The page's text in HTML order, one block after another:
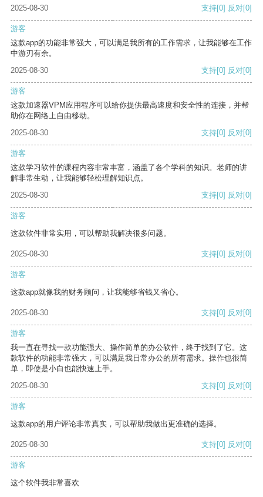
2025-08-30
支持[0] 反对[0]
游客
这款app的功能非常强大，可以满足我所有的工作需求，让我能够在工作
中游刃有余。
2025-08-30
支持[0] 反对[0]
游客
这款加速器VPM应用程序可以给你提供最高速度和安全性的连接，并帮
助你在网络上自由移动。
2025-08-30
支持[0] 反对[0]
游客
这款学习软件的课程内容非常丰富，涵盖了各个学科的知识。老师的讲
解非常生动，让我能够轻松理解知识点。
2025-08-30
支持[0] 反对[0]
游客
这款软件非常实用，可以帮助我解决很多问题。
2025-08-30 支持[0] 反对[0]
游客
这款app就像我的财务顾问，让我能够省钱又省心。
2025-08-30 支持[0] 反对[0]
游客
我一直在寻找一款功能强大、操作简单的办公软件，终于找到了它。这
款软件的功能非常强大，可以满足我日常办公的所有需求。操作也很简
单，即使是小白也能快速上手。
2025-08-30
支持[0] 反对[0]
游客
这款app的用户评论非常真实，可以帮助我做出更准确的选择。
2025-08-30 支持[0] 反对[0]
游客
这个软件我非常喜欢